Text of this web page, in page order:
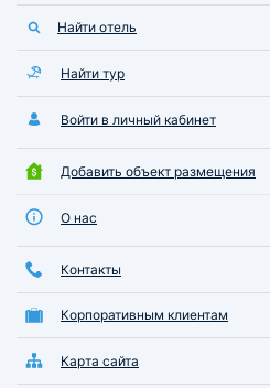
Найти отель
Найти тур
Войти в личный кабинет
Добавить объект размещения
О нас
Контакты
Корпоративным клиентам
Карта сайта